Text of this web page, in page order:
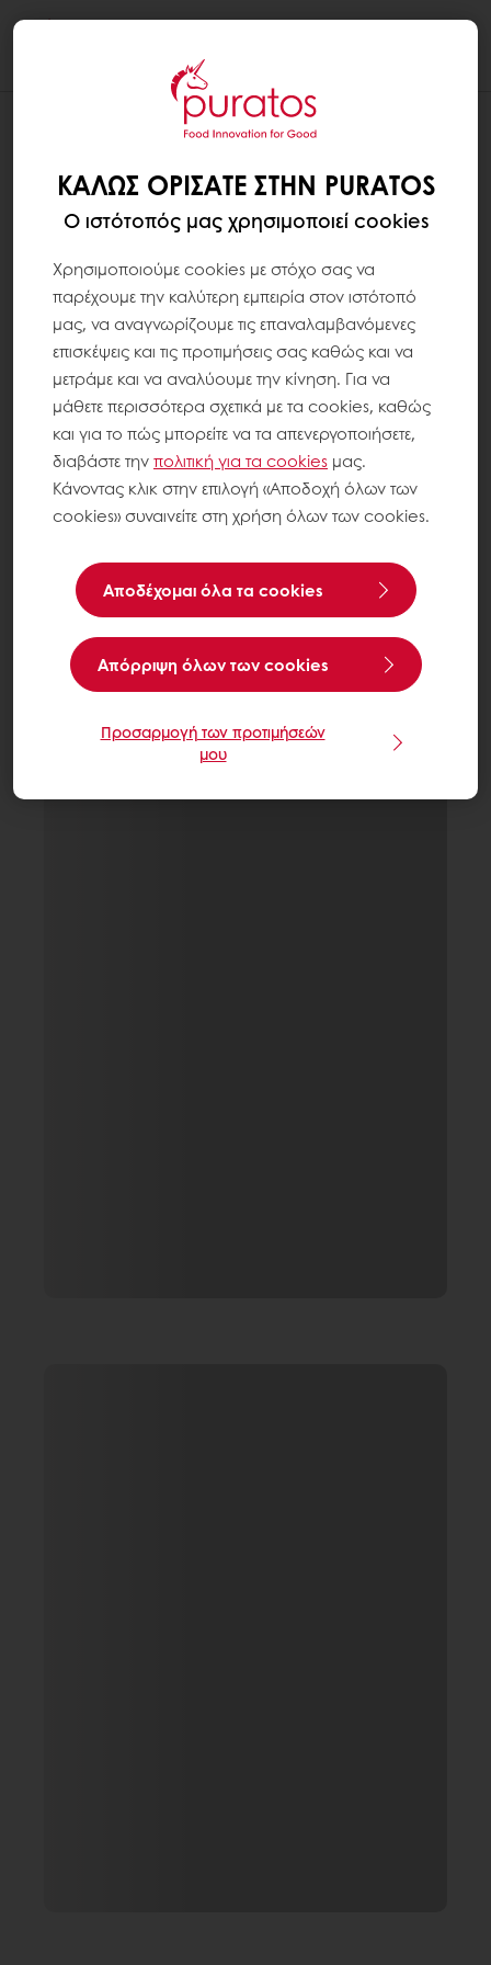
ΚΑΛΏΣ ΟΡΊΣΑΤΕ ΣΤΗΝ PURATOS
Ο ιστότοπός μας χρησιμοποιεί cookies
Χρησιμοποιούμε cookies με στόχο σας να
παρέχουμε την καλύτερη εμπειρία στον ιστότοπό
μας, να αναγνωρίζουμε τις επαναλαμβανόμενες
επισκέψεις και τις προτιμήσεις σας καθώς και να
μετράμε και να αναλύουμε την κίνηση. Για να
μάθετε περισσότερα σχετικά με τα cookies, καθώς
και για το πώς μπορείτε να τα απενεργοποιήσετε,
διαβάστε τηνπολιτική για τα cookies μας.
Κάνοντας κλικ στην επιλογή «Αποδοχή όλων των
cookies» συναινείτε στη χρήση όλων των cookies.
Αποδέχομαι όλα τα cookies
Aπόρριψη όλων των cookies
Προσαρμογή των προτιμήσεών
μου